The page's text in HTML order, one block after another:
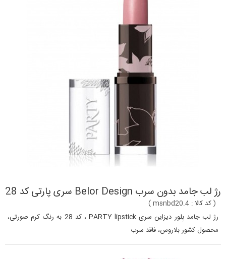
رژ لب جامد بدون سرب Belor Design سری پارتی کد 28
(کد کالا : msnbd20.4
)
رژ لب جامد بِلور دیزاین سری PARTY lipstick ، کد 28 به رنگ کرم صورتی،
محصول کشور بلاروس، فاقد سرب